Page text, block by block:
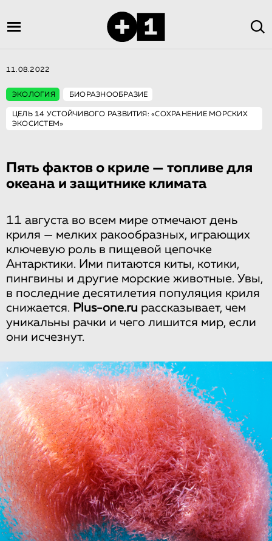
11.08.2022
ЭКОЛОГИЯ БИОРАЗНООБРАЗИЕ
ЦЕЛЬ 14 УСТОЙЧИВОГО РАЗВИТИЯ: «СОХРАНЕНИЕ МОРСКИХ
ЭКОСИСТЕМ»
Пять фактов о криле — топливе для
океана и защитнике климата
11 августа во всем мире отмечают день
криля — мелких ракообразных, играющих
ключевую роль в пищевой цепочке
Антарктики. Ими питаются киты, котики,
пингвины и другие морские животные. Увы,
в последние десятилетия популяция криля
снижается. Plus-one.ru рассказывает, чем
уникальны рачки и чего лишится мир, если
они исчезнут.